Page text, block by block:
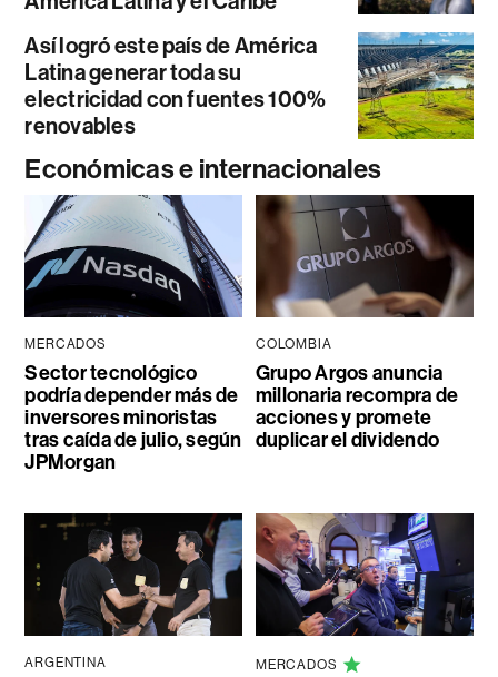
Así logró este país de América
Latina generar toda su
electricidad con fuentes 100%
renovables
Económicas e internacionales
MERCADOS
Sector tecnológico
podría depender más de
inversores minoristas
tras caída de julio, según
JPMorgan
COLOMBIA
Grupo Argos anuncia
millonaria recompra de
acciones y promete
duplicar el dividendo
ARGENTINA MERCADOS